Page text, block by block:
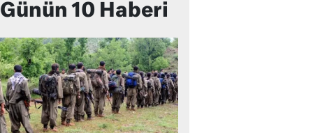
Günün 10 Haberi